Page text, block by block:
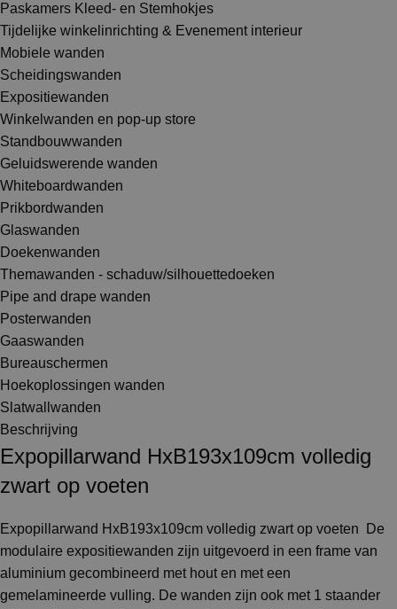
Paskamers Kleed- en Stemhokjes
Tijdelijke winkelinrichting & Evenement interieur
Mobiele wanden
Scheidingswanden
Expositiewanden
Winkelwanden en pop-up store
Standbouwwanden
Geluidswerende wanden
Whiteboardwanden
Prikbordwanden
Glaswanden
Doekenwanden
Themawanden - schaduw/silhouettedoeken
Pipe and drape wanden
Posterwanden
Gaaswanden
Bureauschermen
Hoekoplossingen wanden
Slatwallwanden
Beschrijving
Expopillarwand HxB193x109cm volledig
zwart op voeten
Expopillarwand HxB193x109cm volledig zwart op voeten De
modulaire expositiewanden zijn uitgevoerd in een frame van
aluminium gecombineerd met hout en met een
gemelamineerde vulling. De wanden zijn ook met 1 staander